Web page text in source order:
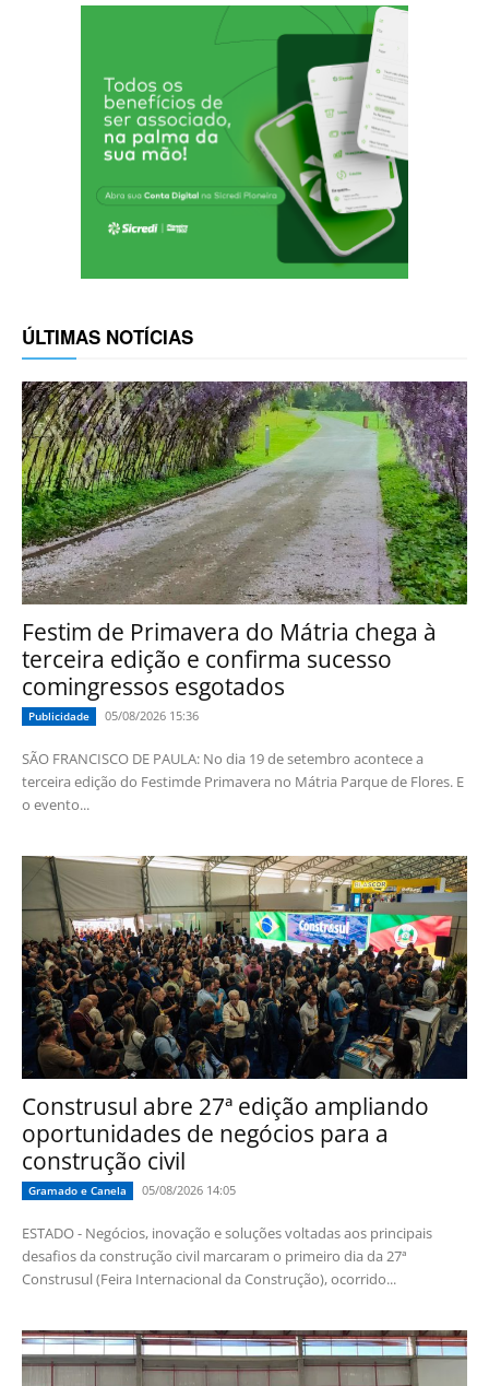
ÚLTIMAS NOTÍCIAS
Festim de Primavera do Mátria chega à
terceira edição e confirma sucesso
comingressos esgotados
Publicidade 05/08/2026 15:36
SÃO FRANCISCO DE PAULA: No dia 19 de setembro acontece a
terceira edição do Festimde Primavera no Mátria Parque de Flores. E
o evento...
Construsul abre 27ª edição ampliando
oportunidades de negócios para a
construção civil
Gramado e Canela 05/08/2026 14:05
ESTADO - Negócios, inovação e soluções voltadas aos principais
desafios da construção civil marcaram o primeiro dia da 27ª
Construsul (Feira Internacional da Construção), ocorrido...